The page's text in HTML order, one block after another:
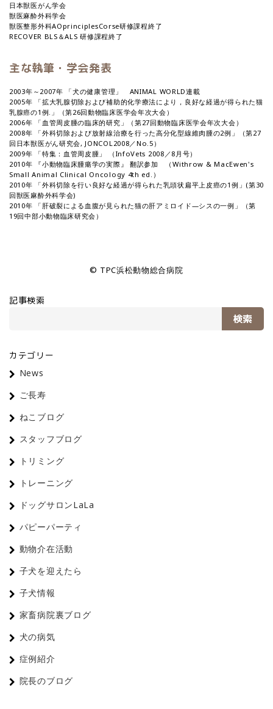
日本獣医がん学会
獣医麻酔外科学会
獣医整形外科AOprinciplesCorse研修課程終了
RECOVER BLS＆ALS 研修課程終了
主な執筆・学会発表
2003年～2007年 「犬の健康管理」 ANIMAL WORLD連載
2005年 「拡大乳腺切除および補助的化学療法により，良好な経過が得られた猫
乳腺癌の1例.」（第26回動物臨床医学会年次大会）
2006年 「血管周皮腫の臨床的研究」（第27回動物臨床医学会年次大会）
2008年 「外科切除および放射線治療を行った高分化型線維肉腫の2例」（第27
回日本獣医がん研究会, JONCOL2008／No.5）
2009年 「特集：血管周皮腫」 （InfoVets 2008／8月号）
2010年 『小動物臨床腫瘍学の実際』 翻訳参加 （Withrow & MacEwen's
Small Animal Clinical Oncology 4th ed.）
2010年 「外科切除を行い良好な経過が得られた乳頭状扁平上皮癌の1例」(第30
回獣医麻酔外科学会)
2010年 「肝破裂による血腹が見られた猫の肝アミロイド―シスの一例」（第
19回中部小動物臨床研究会）
© TPC浜松動物総合病院
記事検索
検索
カテゴリー
News
ご長寿
ねこブログ
スタッフブログ
トリミング
トレーニング
ドッグサロンLaLa
パピーパーティ
動物介在活動
子犬を迎えたら
子犬情報
家畜病院裏ブログ
犬の病気
症例紹介
院長のブログ